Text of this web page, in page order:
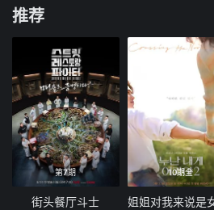
推荐
第7期
街头餐厅斗士
10期全